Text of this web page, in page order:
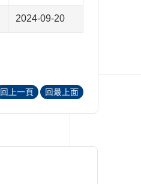
2024-09-20
回上一頁 回最上面